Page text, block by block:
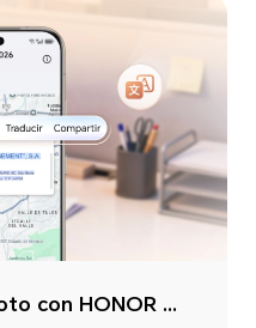
Extrae texto de una foto con HONOR Magic Text